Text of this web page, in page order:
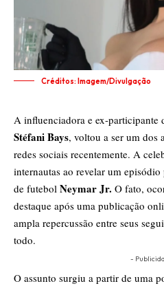
Créditos: Imagem/Divulgação
A influenciadora e ex-participante
Stéfani Bays, voltou a ser um dos
redes sociais recentemente. A
internautas ao revelar um
de futebol Neymar Jr. O fato,
destaque após uma publicação
ampla repercussão entre seus
todo.
-
O assunto surgiu a partir de uma